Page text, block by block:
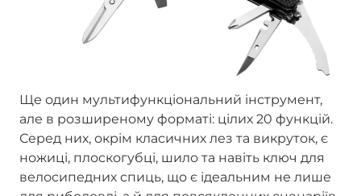
Ще один мультифункціональний інструмент,
але в розширеному форматі: цілих 20 функцій.
Серед них, окрім класичних лез та викруток, є
ножиці, плоскогубці, шило та навіть ключ для
велосипедних спиць, що є ідеальним не лише